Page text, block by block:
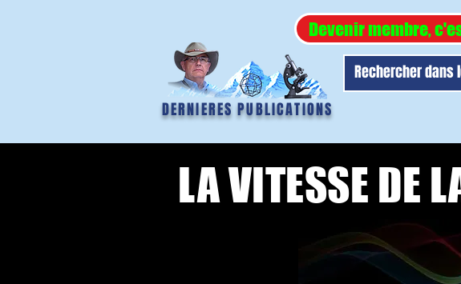
Devenir membre,
DERNIERES PUBLICATIONS
LA VITESSE DE